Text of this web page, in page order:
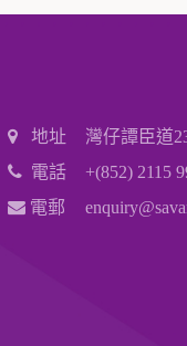
地址
灣仔譚臣道
電話
+(852) 2115
電郵